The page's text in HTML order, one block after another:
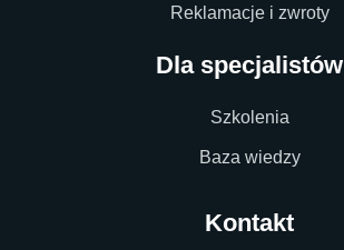
Reklamacje i zwroty
Dla specjalistów
Szkolenia
Baza wiedzy
Kontakt